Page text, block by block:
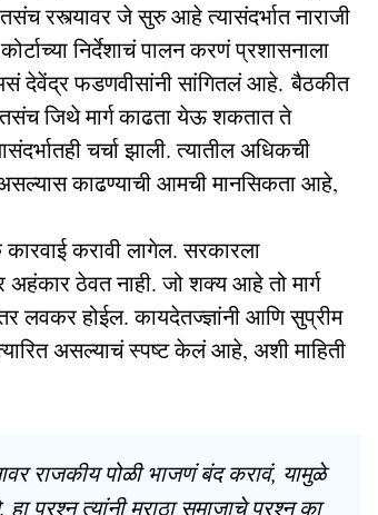
तसंच रस्त्यावर जे सुरु आहे त्यासंदर्भात नाराजी
निर्देशाचं पालन करणं प्रशासनाला
देवेंद्र फडणवीसांनी सांगितलं आहे. बैठकीत
तसंच जिथे मार्ग काढता येऊ शकतात ते
चर्चा झाली. त्यातील अधिकची
काढण्याची आमची मानसिकता आहे,
करावी लागेल. सरकारला
ठेवत नाही. जो शक्य आहे तो मार्ग
लवकर होईल. कायदेतज्ज्ञांनी आणि सुप्रीम
असल्याचं स्पष्ट केलं आहे, अशी माहिती
राजकीय पोळी भाजणं बंद करावं, यामुळे
प्रश्न त्यांनी मराठा समाजाचे प्रश्न का